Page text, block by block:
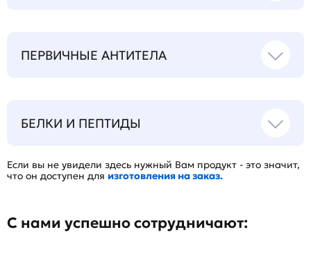
ПЕРВИЧНЫЕ АНТИТЕЛА
БЕЛКИ И ПЕПТИДЫ
Если вы не увидели здесь нужный Вам продукт - это значит,
что он доступен для изготовления на заказ.
С нами успешно сотрудничают: